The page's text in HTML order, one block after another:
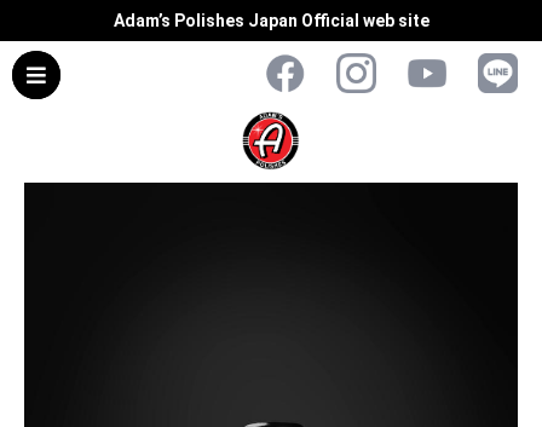
Adam’s Polishes Japan Official web site